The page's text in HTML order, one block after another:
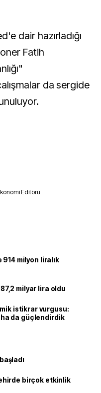
dair hazırladığı
Fatih
da sergide
Editörü
914 milyon liralık
milyar lira oldu
istikrar vurgusu:
da güçlendirdik
birçok etkinlik